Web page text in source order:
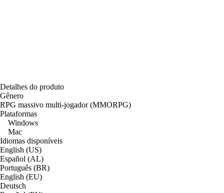
Detalhes do produto
Gênero
RPG massivo multi-jogador (MMORPG)
Plataformas
Windows
Mac
Idiomas disponíveis
English (US)
Español (AL)
Português (BR)
English (EU)
Deutsch